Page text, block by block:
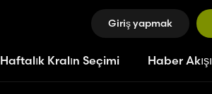
Giriş yapmak
Haftalık Kralın Seçimi Haber Akışı